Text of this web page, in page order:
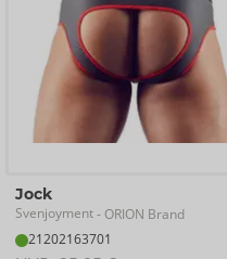
Jock
Svenjoyment- ORION Brand
21202163701